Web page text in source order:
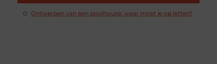
Ontwerpen van een poolhouse: waar moet je op letten?